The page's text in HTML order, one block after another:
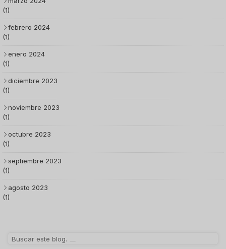
(1)
febrero 2024
(1)
enero 2024
(1)
diciembre 2023
(1)
noviembre 2023
(1)
octubre 2023
(1)
septiembre 2023
(1)
agosto 2023
(1)